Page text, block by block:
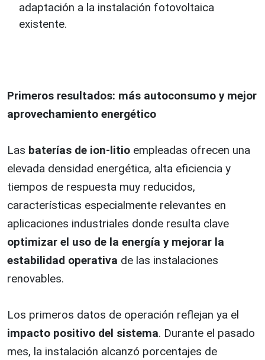
adaptación a la instalación fotovoltaica
existente.
Primeros resultados: más autoconsumo y mejor
aprovechamiento energético
Las baterías de ion-litio empleadas ofrecen una
elevada densidad energética, alta eficiencia y
tiempos de respuesta muy reducidos,
características especialmente relevantes en
aplicaciones industriales donde resulta clave
optimizar el uso de la energía y mejorar la
estabilidad operativa de las instalaciones
renovables.
Los primeros datos de operación reflejan ya el
impacto positivo del sistema. Durante el pasado
mes, la instalación alcanzó porcentajes de